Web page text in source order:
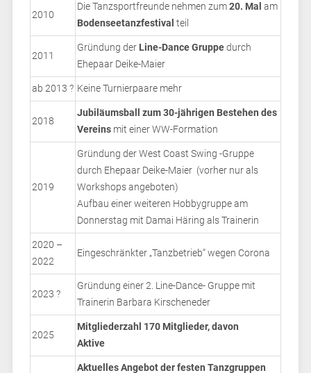
2010
Die Tanzsportfreunde nehmen zum20. Mal am
Bodenseetanzfestival teil
2011
Gründung derLine-Dance Gruppedurch
Ehepaar Deike-Maier
ab 2013 ? Keine Turnierpaare mehr
2018
Jubiläumsball zum 30-jährigen Bestehen des
Vereins mit einer WW-Formation
2019
Gründung der West Coast Swing -Gruppe
durch Ehepaar Deike-Maier (vorher nur als
Workshops angeboten)
Aufbau einer weiteren Hobbygruppe am
Donnerstag mit Damai Häring als Trainerin
2020 –
2022
Eingeschränkter „Tanzbetrieb“ wegen Corona
2023 ?
Gründung einer 2. Line-Dance- Gruppe mit
Trainerin Barbara Kirscheneder
2025
Mitgliederzahl 170 Mitglieder, davon
Aktive
Aktuelles Angebot der festen Tanzgruppen